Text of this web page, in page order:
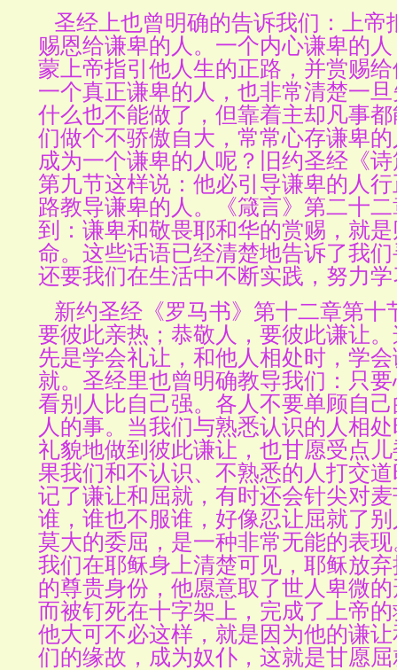
圣经上也曾明确的告诉我们：上帝
赐恩给谦卑的人。一个内心谦卑的
蒙上帝指引他人生的正路，并赏赐
一个真正谦卑的人，也非常清楚一
什么也不能做了，但靠着主却凡事
们做个不骄傲自大，常常心存谦卑
成为一个谦卑的人呢？旧约圣经《
第九节这样说：他必引导谦卑的人
路教导谦卑的人。《箴言》第二十
到：谦卑和敬畏耶和华的赏赐，就
命。这些话语已经清楚地告诉了我
还要我们在生活中不断实践，努力
新约圣经《罗马书》第十二章第十
要彼此亲热；恭敬人，要彼此谦让
先是学会礼让，和他人相处时，学
就。圣经里也曾明确教导我们：只
看别人比自己强。各人不要单顾自
人的事。当我们与熟悉认识的人相
礼貌地做到彼此谦让，也甘愿受点
果我们和不认识、不熟悉的人打交
记了谦让和屈就，有时还会针尖对
谁，谁也不服谁，好像忍让屈就了
莫大的委屈，是一种非常无能的表
我们在耶稣身上清楚可见，耶稣放
的尊贵身份，他愿意取了世人卑微
而被钉死在十字架上，完成了上帝
他大可不必这样，就是因为他的谦
们的缘故，成为奴仆，这就是甘愿